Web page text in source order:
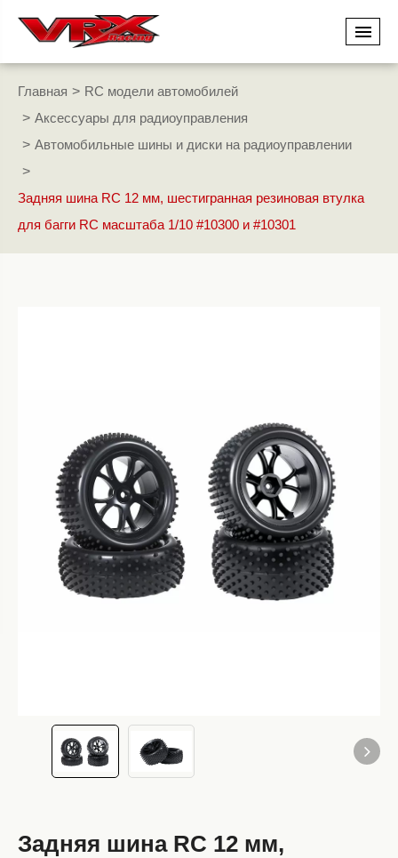
Главная
RC модели автомобилей
Аксессуары для радиоуправления
Автомобильные шины и диски на радиоуправлении
Задняя шина RC 12 мм, шестигранная резиновая втулка
для багги RC масштаба 1/10 #10300 и #10301
Задняя шина RC 12 мм,